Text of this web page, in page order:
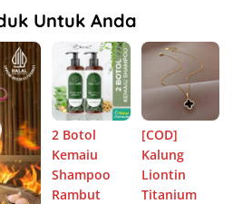
Untuk Anda
2 Botol
Kemaiu
Shampoo
Rambut
[COD]
Kalung
Liontin
Titanium